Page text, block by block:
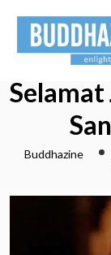
Buddhazine